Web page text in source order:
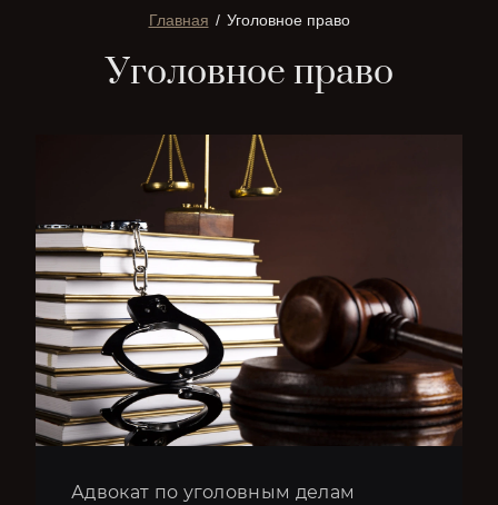
Главная / Уголовное право
Уголовное право
Адвокат по уголовным делам